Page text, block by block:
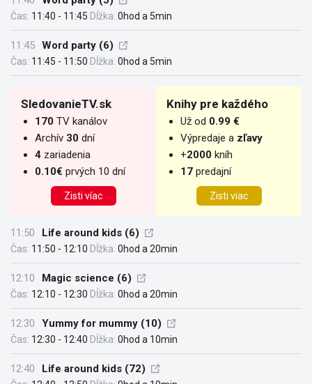
Čas: 11:40 - 11:45 Dĺžka: 0hod a 5min
11:45 Word party (6)
Čas: 11:45 - 11:50 Dĺžka: 0hod a 5min
SledovanieTV.sk
170 TV kanálov
Archív 30 dní
4 zariadenia
0.10€ prvých 10 dní
Zisti víac
Knihy pre každého
Už od 0.99 €
Výpredaje a zľavy
+2000 kníh
17 predajní
Zisti viac
11:50 Life around kids (6)
Čas: 11:50 - 12:10 Dĺžka: 0hod a 20min
12:10 Magic science (6)
Čas: 12:10 - 12:30 Dĺžka: 0hod a 20min
12:30 Yummy for mummy (10)
Čas: 12:30 - 12:40 Dĺžka: 0hod a 10min
12:40 Life around kids (72)